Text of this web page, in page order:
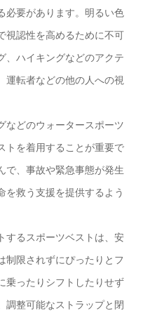
必要があります。明るい色
視認性を高めるために不可
、ハイキングなどのアクテ
運転者などの他の人への視
などのウォータースポーツ
トを着用することが重要で
で、事故や緊急事態が発生
を救う支援を提供するよう
するスポーツベストは、安
制限されずにぴったりとフ
乗ったりシフトしたりせず
調整可能なストラップと閉